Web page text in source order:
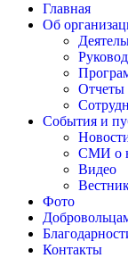
Главная
Об
Отчеты
События и
СМИ о
Видео
Фото
Контакты